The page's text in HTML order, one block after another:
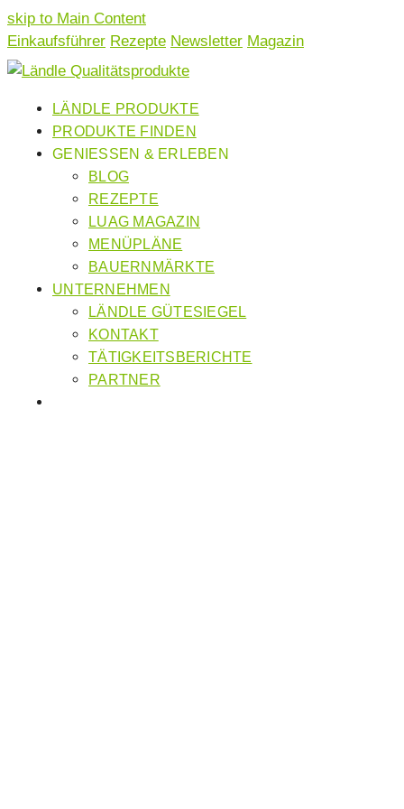
skip to Main Content
Einkaufsführer Rezepte Newsletter Magazin
LÄNDLE PRODUKTE
PRODUKTE FINDEN
GENIESSEN & ERLEBEN
BLOG
REZEPTE
LUAG MAGAZIN
MENÜPLÄNE
BAUERNMÄRKTE
UNTERNEHMEN
LÄNDLE GÜTESIEGEL
KONTAKT
TÄTIGKEITSBERICHTE
PARTNER